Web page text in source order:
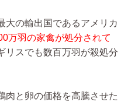
大の輸出国であるアメリカ
万羽の家禽が処分されて
リスでも数百万羽が殺処分
肉と卵の価格を高騰させた